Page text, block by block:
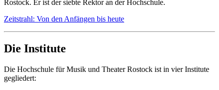
Rostock. Er ist der siebte Rektor an der Hochschule.
Zeitstrahl: Von den Anfängen bis heute
Die Institute
Die Hochschule für Musik und Theater Rostock ist in vier Institute
gegliedert: